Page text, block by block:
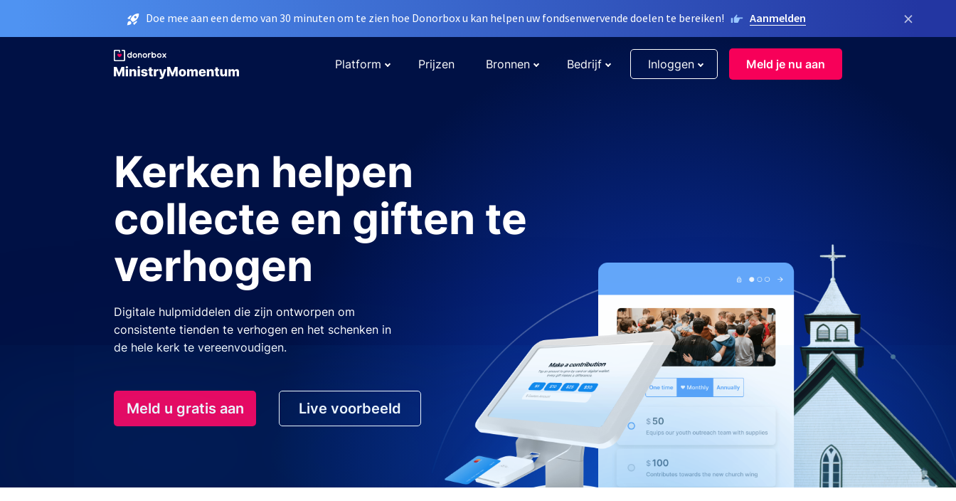
Doe mee aan een demo van 30 minuten om te zien hoe Donorbox u kan helpen uw fondsenwervende doelen te bereiken! Aanmelden ×
Platform Prijzen Bronnen Bedrijf Inloggen Meld je nu aan
Kerken helpen
collecte en giften te
verhogen
Digitale hulpmiddelen die zijn ontworpen om
consistente tienden te verhogen en het schenken in
de hele kerk te vereenvoudigen.
Meld u gratis aan Live voorbeeld